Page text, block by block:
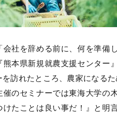
会社を辞める前に、何を準備
熊本県新規就農支援センター
を訪れたところ、農家になる
催のセミナーでは東海大学
けたことは良い事だ！』と明